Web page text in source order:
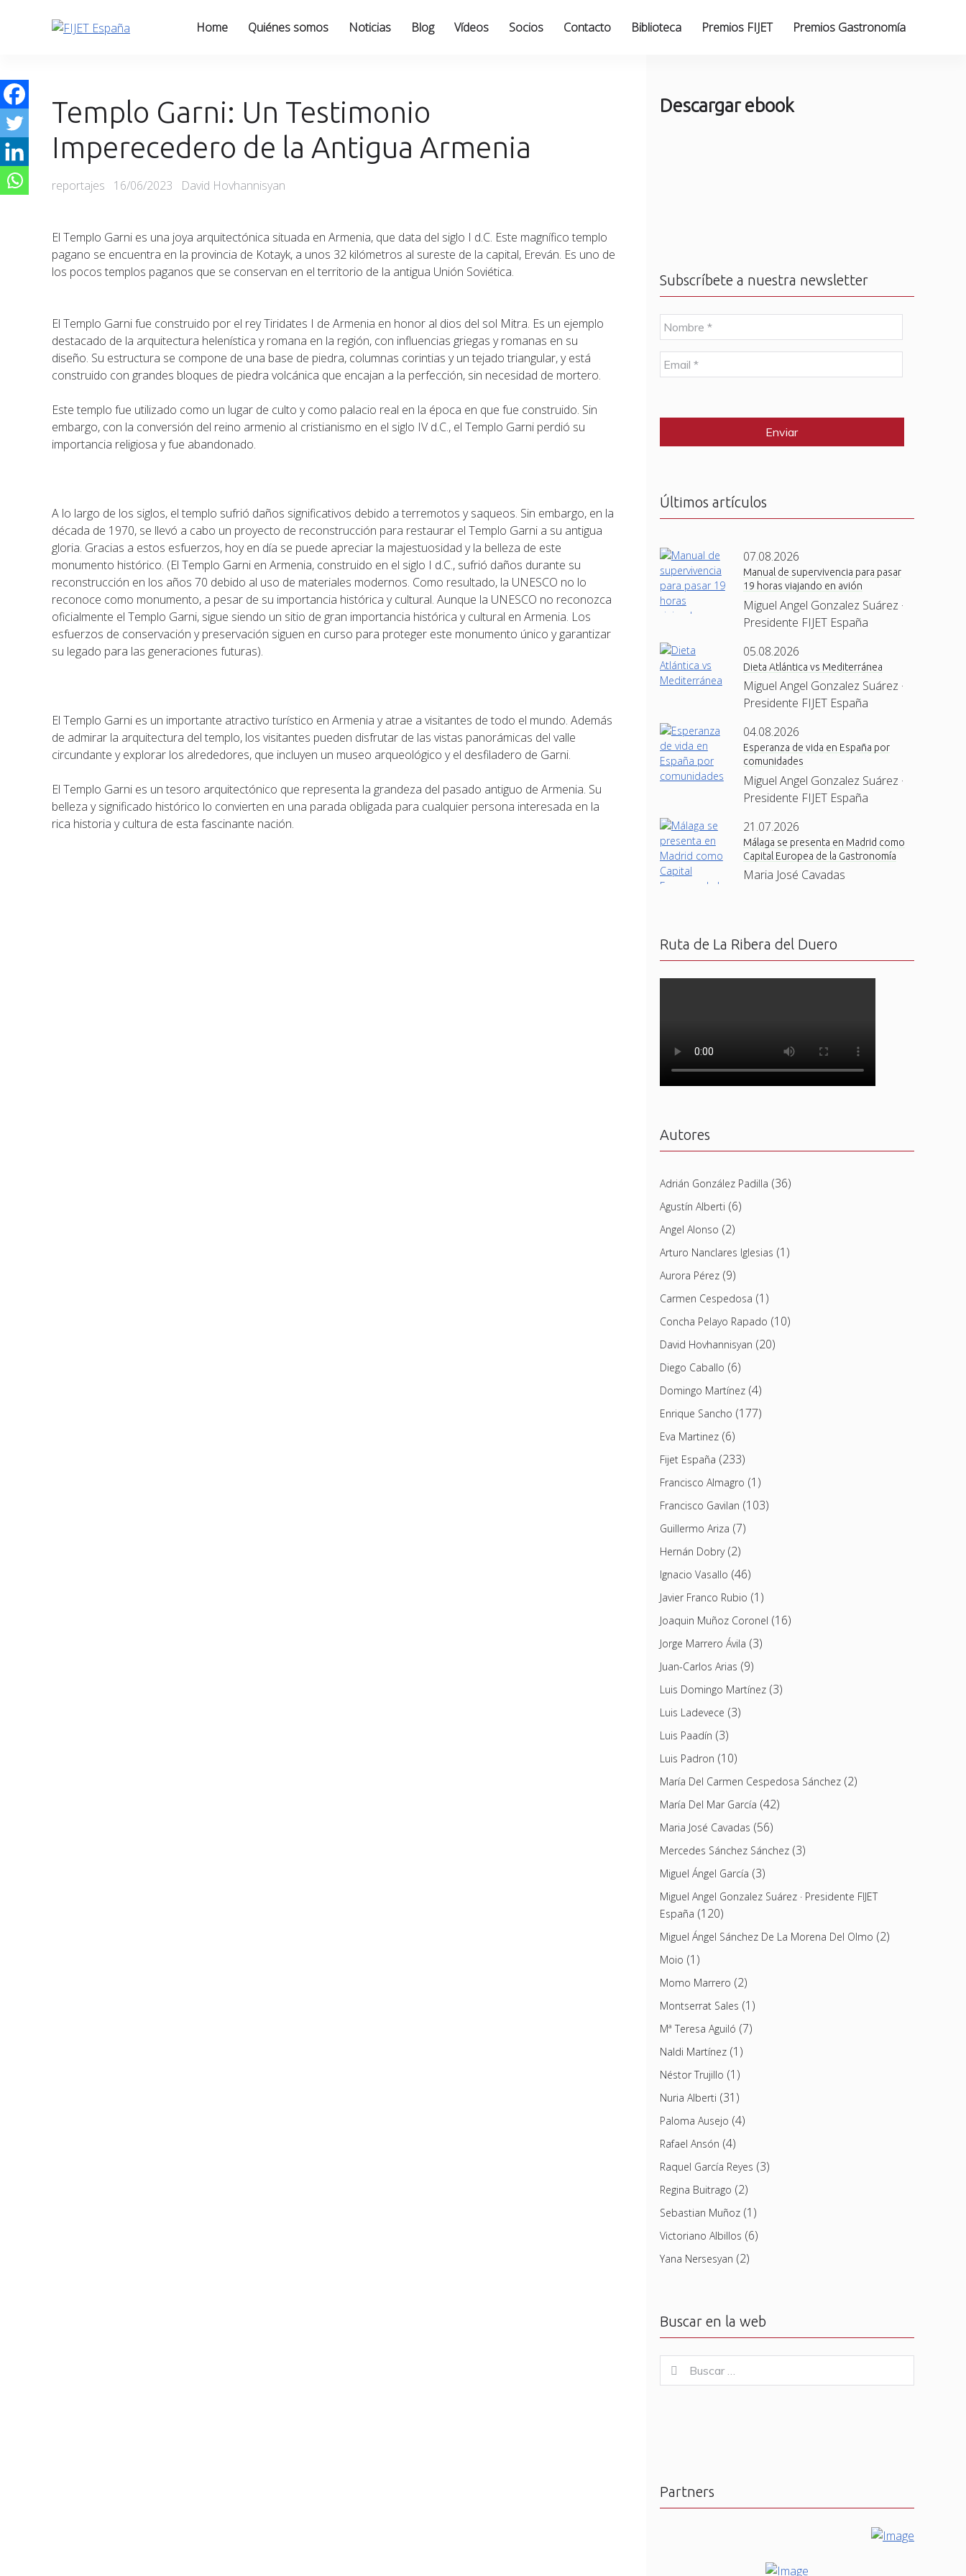
Home Quiénes somos Noticias Blog Vídeos Socios Contacto Biblioteca Premios FIJET Premios Gastronomía
Templo Garni: Un Testimonio
Imperecedero de la Antigua Armenia
Categories
reportajes
Posted
16/06/2023 David Hovhannisyan
El Templo Garni es una joya arquitectónica situada en Armenia, que data del siglo I d.C. Este magnífico templo
pagano se encuentra en la provincia de Kotayk, a unos 32 kilómetros al sureste de la capital, Ereván. Es uno de
los pocos templos paganos que se conservan en el territorio de la antigua Unión Soviética.
El Templo Garni fue construido por el rey Tiridates I de Armenia en honor al dios del sol Mitra. Es un ejemplo
destacado de la arquitectura helenística y romana en la región, con influencias griegas y romanas en su
diseño. Su estructura se compone de una base de piedra, columnas corintias y un tejado triangular, y está
construido con grandes bloques de piedra volcánica que encajan a la perfección, sin necesidad de mortero.
Este templo fue utilizado como un lugar de culto y como palacio real en la época en que fue construido. Sin
embargo, con la conversión del reino armenio al cristianismo en el siglo IV d.C., el Templo Garni perdió su
importancia religiosa y fue abandonado.
A lo largo de los siglos, el templo sufrió daños significativos debido a terremotos y saqueos. Sin embargo, en la
década de 1970, se llevó a cabo un proyecto de reconstrucción para restaurar el Templo Garni a su antigua
gloria. Gracias a estos esfuerzos, hoy en día se puede apreciar la majestuosidad y la belleza de este
monumento histórico. (El Templo Garni en Armenia, construido en el siglo I d.C., sufrió daños durante su
reconstrucción en los años 70 debido al uso de materiales modernos. Como resultado, la UNESCO no lo
reconoce como monumento, a pesar de su importancia histórica y cultural. Aunque la UNESCO no reconozca
oficialmente el Templo Garni, sigue siendo un sitio de gran importancia histórica y cultural en Armenia. Los
esfuerzos de conservación y preservación siguen en curso para proteger este monumento único y garantizar
su legado para las generaciones futuras).
El Templo Garni es un importante atractivo turístico en Armenia y atrae a visitantes de todo el mundo. Además
de admirar la arquitectura del templo, los visitantes pueden disfrutar de las vistas panorámicas del valle
circundante y explorar los alrededores, que incluyen un museo arqueológico y el desfiladero de Garni.
El Templo Garni es un tesoro arquitectónico que representa la grandeza del pasado antiguo de Armenia. Su
belleza y significado histórico lo convierten en una parada obligada para cualquier persona interesada en la
rica historia y cultura de esta fascinante nación.
Descargar ebook
Subscríbete a nuestra newsletter
N
o
m
b
r
E
m
l
Últimos artículos
07.08.2026
Manual de supervivencia para pasar
19 horas viajando en avión
Miguel Angel Gonzalez Suárez ·
Presidente FIJET España
05.08.2026
Dieta Atlántica vs Mediterránea
Miguel Angel Gonzalez Suárez ·
Presidente FIJET España
04.08.2026
Esperanza de vida en España por
comunidades
Miguel Angel Gonzalez Suárez ·
Presidente FIJET España
21.07.2026
Málaga se presenta en Madrid como
Capital Europea de la Gastronomía
Maria José Cavadas
Ruta de La Ribera del Duero
Autores
Adrián González Padilla (36)
Agustín Alberti (6)
Angel Alonso (2)
Arturo Nanclares Iglesias (1)
Aurora Pérez(9)
Carmen Cespedosa (1)
Concha Pelayo Rapado (10)
David Hovhannisyan (20)
Diego Caballo (6)
Domingo Martínez(4)
Enrique Sancho (177)
Eva Martinez(6)
Fijet España (233)
Francisco Almagro (1)
Francisco Gavilan (103)
Guillermo Ariza (7)
Hernán Dobry(2)
Ignacio Vasallo (46)
Javier Franco Rubio (1)
Joaquin Muñoz Coronel (16)
Jorge Marrero Ávila (3)
Juan-Carlos Arias (9)
Luis Domingo Martínez(3)
Luis Ladevece (3)
Luis Paadín (3)
Luis Padron (10)
María Del Carmen Cespedosa Sánchez(2)
María Del Mar García (42)
Maria José Cavadas (56)
Mercedes Sánchez Sánchez(3)
Miguel Ángel García (3)
Miguel Angel Gonzalez Suárez · Presidente FIJET
España (120)
Miguel Ángel Sánchez De La Morena Del Olmo (2)
Moio (1)
Momo Marrero (2)
Montserrat Sales (1)
Mª Teresa Aguiló (7)
Naldi Martínez(1)
Néstor Trujillo (1)
Nuria Alberti (31)
Paloma Ausejo (4)
Rafael Ansón (4)
Raquel García Reyes (3)
Regina Buitrago (2)
Sebastian Muñoz(1)
Victoriano Albillos (6)
Yana Nersesyan (2)
Buscar en la web
for:
Buscar
Partners